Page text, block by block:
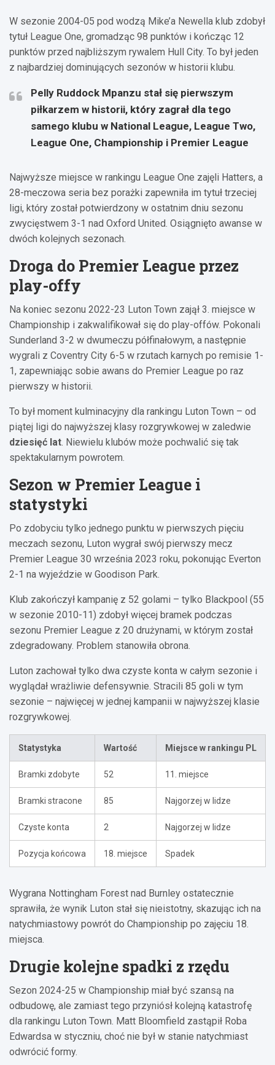
W sezonie 2004-05 pod wodzą Mike’a Newella klub zdobył
tytuł League One, gromadząc 98 punktów i kończąc 12
punktów przed najbliższym rywalem Hull City. To był jeden
z najbardziej dominujących sezonów w historii klubu.
Pelly Ruddock Mpanzu stał się pierwszym
piłkarzem w historii, który zagrał dla tego
samego klubu w National League, League Two,
League One, Championship i Premier League
Najwyższe miejsce w rankingu League One zajęli Hatters, a
28-meczowa seria bez porażki zapewniła im tytuł trzeciej
ligi, który został potwierdzony w ostatnim dniu sezonu
zwycięstwem 3-1 nad Oxford United. Osiągnięto awanse w
dwóch kolejnych sezonach.
Droga do Premier League przez
play-offy
Na koniec sezonu 2022-23 Luton Town zajął 3. miejsce w
Championship i zakwalifikował się do play-offów. Pokonali
Sunderland 3-2 w dwumeczu półfinałowym, a następnie
wygrali z Coventry City 6-5 w rzutach karnych po remisie 1-
1, zapewniając sobie awans do Premier League po raz
pierwszy w historii.
To był moment kulminacyjny dla rankingu Luton Town – od
piątej ligi do najwyższej klasy rozgrywkowej w zaledwie
dziesięć lat. Niewielu klubów może pochwalić się tak
spektakularnym powrotem.
Sezon w Premier League i
statystyki
Po zdobyciu tylko jednego punktu w pierwszych pięciu
meczach sezonu, Luton wygrał swój pierwszy mecz
Premier League 30 września 2023 roku, pokonując Everton
2-1 na wyjeździe w Goodison Park.
Klub zakończył kampanię z 52 golami – tylko Blackpool (55
w sezonie 2010-11) zdobył więcej bramek podczas
sezonu Premier League z 20 drużynami, w którym został
zdegradowany. Problem stanowiła obrona.
Luton zachował tylko dwa czyste konta w całym sezonie i
wyglądał wrażliwie defensywnie. Stracili 85 goli w tym
sezonie – najwięcej w jednej kampanii w najwyższej klasie
rozgrywkowej.
Statystyka Wartość Miejsce w rankingu PL
Bramki zdobyte 52 11. miejsce
Bramki stracone 85 Najgorzej w lidze
Czyste konta 2 Najgorzej w lidze
Pozycja końcowa 18. miejsce Spadek
Wygrana Nottingham Forest nad Burnley ostatecznie
sprawiła, że wynik Luton stał się nieistotny, skazując ich na
natychmiastowy powrót do Championship po zajęciu 18.
miejsca.
Drugie kolejne spadki z rzędu
Sezon 2024-25 w Championship miał być szansą na
odbudowę, ale zamiast tego przyniósł kolejną katastrofę
dla rankingu Luton Town. Matt Bloomfield zastąpił Roba
Edwardsa w styczniu, choć nie był w stanie natychmiast
odwrócić formy.